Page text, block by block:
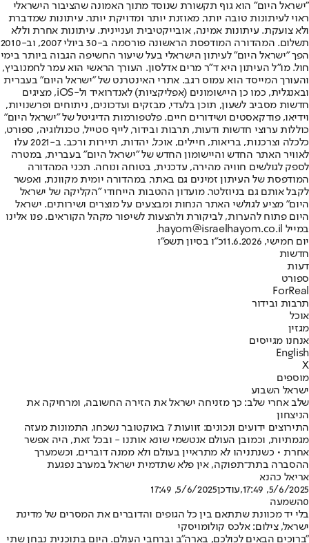
"ישראל היום" הוא גוף תקשורת שנוסד מתוך האמונה שהציבור הישראלי
ראוי לעיתונות טובה יותר, מאוזנת יותר ומדויקת יותר. עיתונות שמדברת
ולא צועקת. עיתונות אמינה, אובייקטיבית ועניינית. עיתונות אחרת וללא
תשלום. המהדורה המודפסת הראשונה פורסמה ב-30 ביולי 2007, וב-2010
הפך "ישראל היום" לעיתון הישראלי בעל שיעור החשיפה הגבוה ביותר בימי
חול. מו"ל העיתון היא ד"ר מרים אדלסון. העורך הראשי הוא עמר לחמנוביץ,
והעורך המייסד הוא עמוס רגב. אתרי האינטרנט של "ישראל היום" בעברית
ובאנגלית, כמו כן היישומונים (אפליקציות) לאנדרואיד ול-iOS, מציגים
חדשות מסביב לשעון, תוכן בלעדי, מבזקים ועדכונים, ניתוחים ופרשנויות,
וידיאו, פודקאסטים ושידורים חיים. פלטפורמות הדיגיטל של "ישראל היום"
כוללות ערוצי חדשות ודעות, תרבות ובידור, לייף סטייל, טכנולוגיה, ספורט,
כלכלה וצרכנות, בריאות, חיילים, אוכל, יהדות, תיירות ורכב. ב-2021 עלו
לאוויר האתר החדש והיישומון החדש של "ישראל היום" בעברית, במטרה
לספק לגולשים חוויה מהירה, עדכנית, בטוחה ונוחה. תכני המהדורה
המודפסת של העיתון זמינים גם באתר, במהדורה יומית מקוונת, ואפשר
לקבל אותם גם בניוזלטר. מועדון ההטבות הייחודי "הקליקה של ישראל
היום" מציע לגולשי האתר הנחות ומבצעים על מוצרים ושירותים. ישראל
היום פתוח להערות, לביקורת ולהצעות לשיפור מקהל הקוראים. פנו אלינו
במייל hayom@israelhayom.co.il.
יום חמישי, 11.6.2026
כ"ו בסיון תשפ"ו
חדשות
דעות
ספורט
ForReal
תרבות ובידור
אוכל
מגזין
אנחנו מגייסים
English
X
מוספים
ישראל השבוע
שלב אחרי שלב: כך מזניחה ישראל את הזירה החשובה, ומרחיקה את
הניצחון
התירוצים ידועים ונכונים: זוועות 7 באוקטובר נשכחו, התמונות מעזה
מגמתיות, וכמובן העולם אנטשמי שונא אותנו - ובכל זאת, היה אפשר
אחרת • כשנתניהו לא מתראיין בעולם ולא ממנה דוברים, וכשמערך
ההסברה בתת־תפוקה, אין פלא שתדמית ישראל במערב נפגעת
אריאל כהנא
5/6/2025, 17:49
,עודכן5/6/2025, 17:49
0השמעה
בלי יד מכוונת שתתאם בין כל הגופים והדוברים את המסרים של מדינת
ישראל, צילום: אלכס קולומויסקי
"ברוכים הבאים לכולכם, בארה"ב וברחבי העולם. היום בתוכנית נבחן שתי